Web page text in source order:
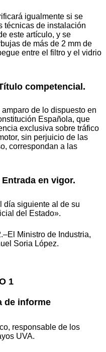
igualmente si se
técnicas de instalación
este artículo, y se
de más de 2 mm de
entre el filtro y el vidrio
competencial.
de lo dispuesto en
Española, que
exclusiva sobre tráfico
sin perjuicio de las
correspondan a las
en vigor.
día siguiente al de su
del Estado».
Ministro de Industria,
Soria López.
1
de informe
responsable de los
UVA.